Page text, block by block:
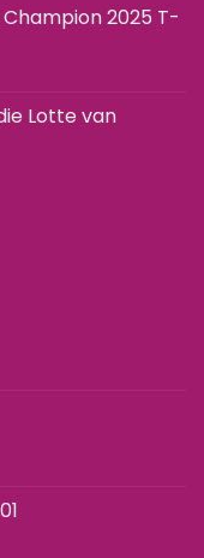
2025 T-
Lotte van